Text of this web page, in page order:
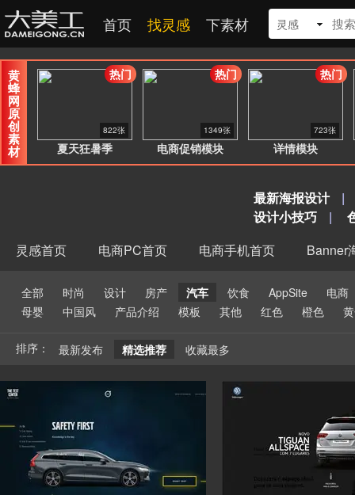
首页 找灵感 下素材 灵感
黄
蜂
网
原
创
素
材 夏天狂暑季
822张
热门
电商促销模块
1349张
热门
详情模块
723张
热门
最新海报设计
|
设计小技巧
|
灵感首页
电商PC首页 电商手机首页 Banner
全部 时尚 设计 房产 汽车 饮食 AppSite
电商
母婴
中国风 产品介绍 模板 其他 红色 橙色
排序： 最新发布 精选推荐 收藏最多